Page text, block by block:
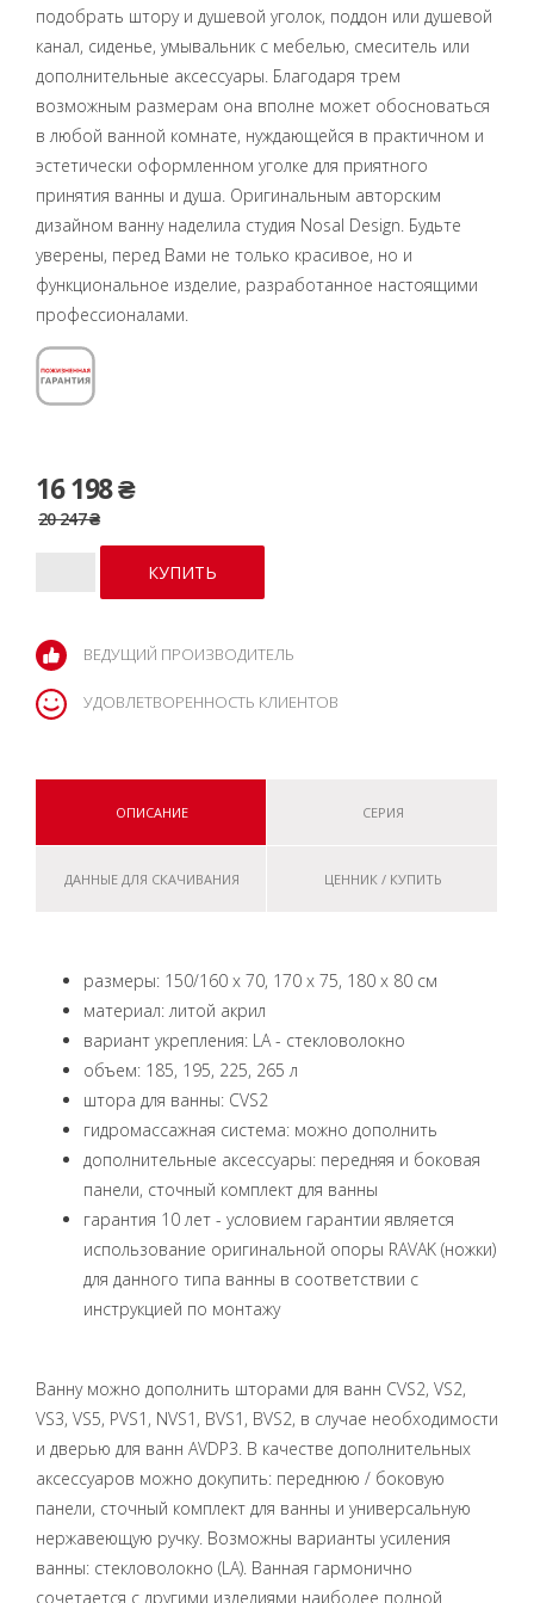
подобрать штору и душевой уголок, поддон или душевой
канал, сиденье, умывальник с мебелью, смеситель или
дополнительные аксессуары. Благодаря трем
возможным размерам она вполне может обосноваться
в любой ванной комнате, нуждающейся в практичном и
эстетически оформленном уголке для приятного
принятия ванны и душа. Оригинальным авторским
дизайном ванну наделила студия Nosal Design. Будьте
уверены, перед Вами не только красивое, но и
функциональное изделие, разработанное настоящими
профессионалами.
16 198 ₴
20 247 ₴
ВЕДУЩИЙ ПРОИЗВОДИТЕЛЬ
УДОВЛЕТВОРЕННОСТЬ КЛИЕНТОВ
ОПИСАНИЕ СЕРИЯ
ДАННЫЕ ДЛЯ СКАЧИВАНИЯ ЦЕННИК / КУПИТЬ
размеры: 150/160 x 70, 170 x 75, 180 x 80 см
материал: литой акрил
вариант укрепления: LA - стекловолокно
объем: 185, 195, 225, 265 л
штора для ванны: CVS2
гидромассажная система: можно дополнить
дополнительные аксессуары: передняя и боковая
панели, сточный комплект для ванны
гарантия 10 лет - условием гарантии является
использование оригинальной опоры RAVAK (ножки)
для данного типа ванны в соответствии с
инструкцией по монтажу
Ванну можно дополнить шторами для ванн CVS2, VS2,
VS3, VS5, PVS1, NVS1, BVS1, BVS2, в случае необходимости
и дверью для ванн AVDP3. В качестве дополнительных
аксессуаров можно докупить: переднюю / боковую
панели, сточный комплект для ванны и универсальную
нержавеющую ручку. Возможны варианты усиления
ванны: стекловолокно (LA). Ванная гармонично
сочетается с другими изделиями наиболее полной